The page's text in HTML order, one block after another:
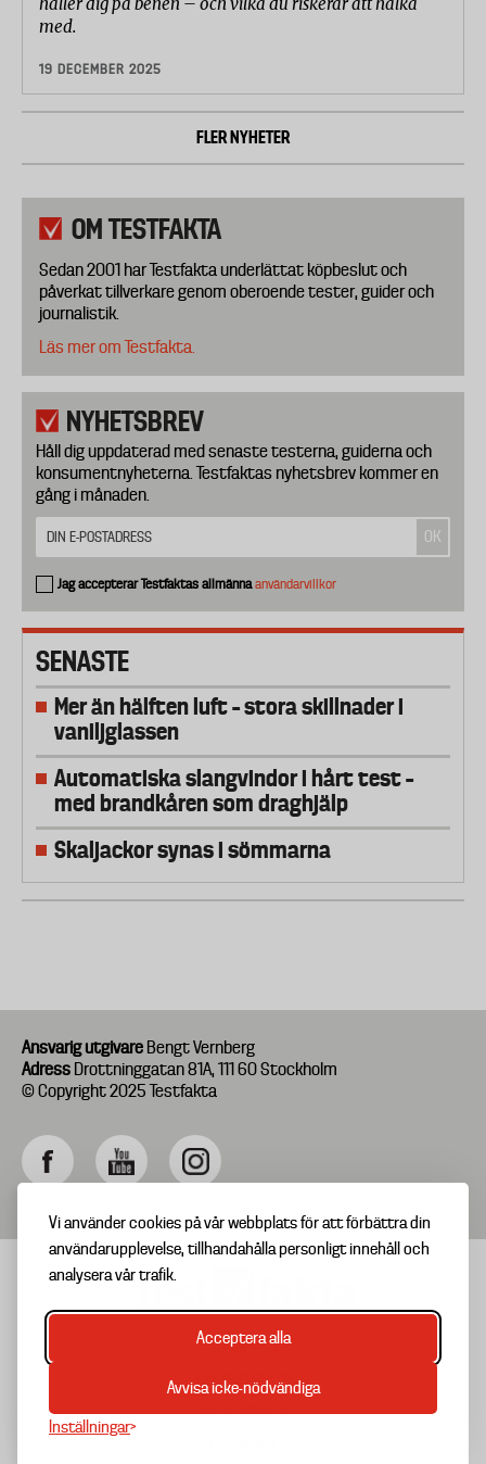
Vi använder cookies på vår webbplats för att förbättra din
användarupplevelse, tillhandahålla personligt innehåll och
analysera vår trafik.
Acceptera alla
Avvisa icke-nödvändiga
Inställningar
med.
19 DECEMBER 2025
FLER NYHETER
OM TESTFAKTA
Sedan 2001 har Testfakta underlättat köpbeslut och
påverkat tillverkare genom oberoende tester, guider och
journalistik.
Läs mer om Testfakta.
NYHETSBREV
Håll dig uppdaterad med senaste testerna, guiderna och
konsumentnyheterna. Testfaktas nyhetsbrev kommer en
gång i månaden.
Jag accepterar Testfaktas allmännaanvändarvillkor
SENASTE
Mer än hälften luft – stora skillnader i
vaniljglassen
Automatiska slangvindor i hårt test –
med brandkåren som draghjälp
Skaljackor synas i sömmarna
Ansvarig utgivare Bengt Vernberg
Adress Drottninggatan 81A, 111 60 Stockholm
© Copyright 2025 Testfakta
Footer
menu
TIPSA OSS
OM TESTFAKTA
NYHETSBREV